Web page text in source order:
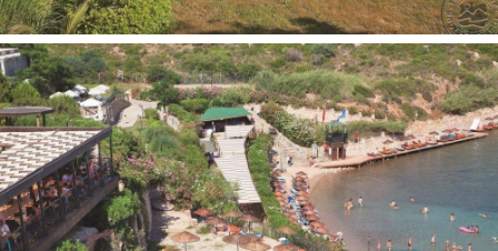
Belaidis internetas nemokamai
Gydytojo kabinetas
Vandens kalneliai: 3
Pramogos ir sportas:
Nemokamai:
Sauna
Aerobika
Diskoteka
Treniruoklių salė